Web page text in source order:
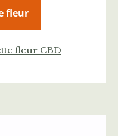
fleur
fleur CBD